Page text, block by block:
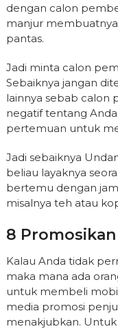
dengan calon
manjur
pantas.
Jadi minta calon
Sebaiknya jangan
lainnya sebab calon
negatif tentang
pertemuan untuk
Jadi sebaiknya
beliau layaknya
bertemu dengan
misalnya teh atau
8 Promosikan
Kalau Anda tidak
maka mana ada
untuk membeli
media promosi
menakjubkan.